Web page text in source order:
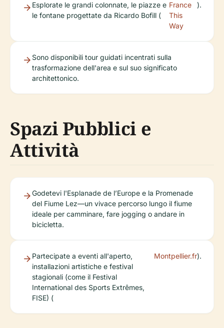
Esplorate le grandi colonnate, le piazze e
le fontane progettate da Ricardo Bofill (
France
This
Way
).
Sono disponibili tour guidati incentrati sulla
trasformazione dell'area e sul suo significato
architettonico.
Spazi Pubblici e
Attività
Godetevi l'Esplanade de l’Europe e la Promenade
del Fiume Lez—un vivace percorso lungo il fiume
ideale per camminare, fare jogging o andare in
bicicletta.
Partecipate a eventi all'aperto,
installazioni artistiche e festival
stagionali (come il Festival
International des Sports Extrêmes,
FISE) (
Montpellier.fr).